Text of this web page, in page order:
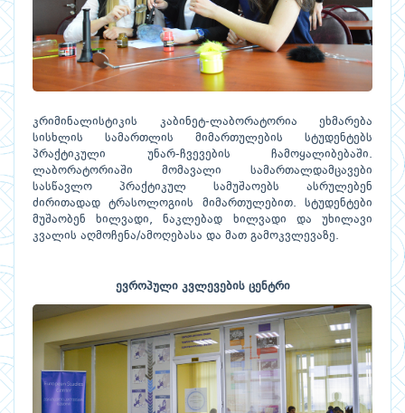
კრიმინალისტიკის კაბინეტ-ლაბორატორია ეხმარება
სისხლის სამართლის მიმართულების სტუდენტებს
პრაქტიკული უნარ-ჩვევების ჩამოყალიბებაში.
ლაბორატორიაში მომავალი სამართალდამცავები
სასწავლო პრაქტიკულ სამუშაოებს ასრულებენ
ძირითადად ტრასოლოგიის მიმართულებით. სტუდენტები
მუშაობენ ხილვადი, ნაკლებად ხილვადი და უხილავი
კვალის აღმოჩენა/ამოღებასა და მათ გამოკვლევაზე.
ევროპული კვლევების ცენტრი